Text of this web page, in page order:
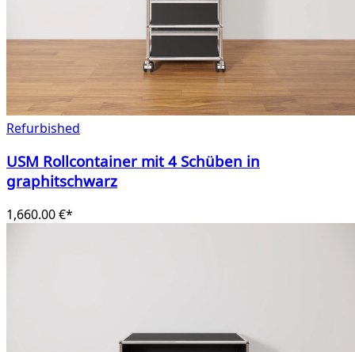
Refurbished
USM Rollcontainer mit 4 Schüben in
graphitschwarz
1,660.00 €*